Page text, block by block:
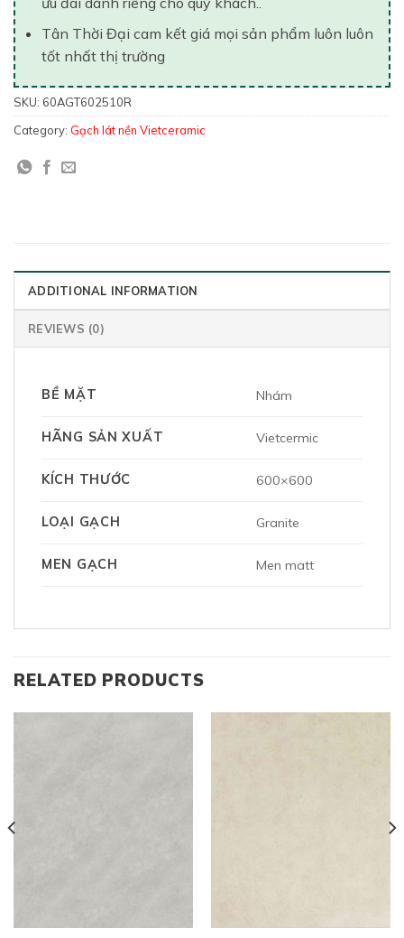
Tân Thời Đại cam kết giá mọi sản phẩm luôn luôn
tốt nhất thị trường
SKU: 60AGT602510R
Category: Gạch lát nền Vietceramic
ADDITIONAL INFORMATION
REVIEWS (0)
BỀ MẶT Nhám
HÃNG SẢN XUẤT Vietcermic
KÍCH THƯỚC 600×600
LOẠI GẠCH Granite
MEN GẠCH Men matt
RELATED PRODUCTS